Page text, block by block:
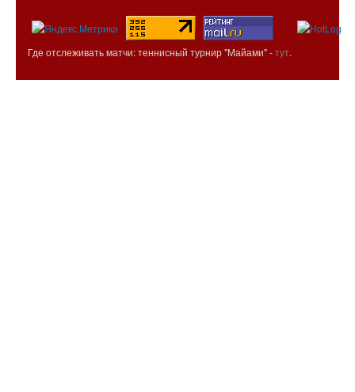
Где отслеживать матчи: теннисный турнир "Майами" -тут.